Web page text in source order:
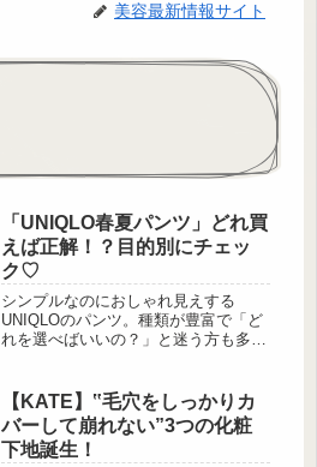
美容最新情報サイト
「UNIQLO春夏パンツ」どれ買
えば正解！？目的別にチェッ
ク♡
シンプルなのにおしゃれ見えする
UNIQLOのパンツ。種類が豊富で「ど
れを選べばいいの？」と迷う方も多い
レンドを取り入れたい日……目的によ
って、選ぶべき一 […]
【KATE】‟毛穴をしっかりカ
バーして崩れない”3つの化粧
下地誕生！